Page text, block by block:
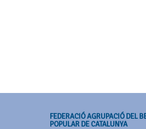
FEDERACIÓ AGRUPACIÓ DEL
POPULAR DE CATALUNYA